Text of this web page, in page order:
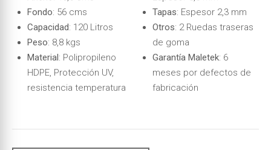
Fondo: 56 cms
Capacidad: 120 Litros
Peso: 8,8 kgs
Material: Polipropileno
HDPE, Protección UV,
resistencia temperatura
Tapas: Espesor 2,3 mm
Otros: 2 Ruedas traseras
de goma
Garantía Maletek: 6
meses por defectos de
fabricación